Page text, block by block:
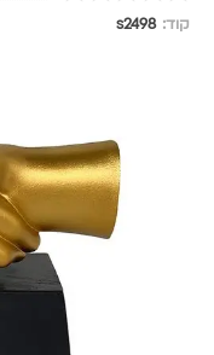
קוד: s2498